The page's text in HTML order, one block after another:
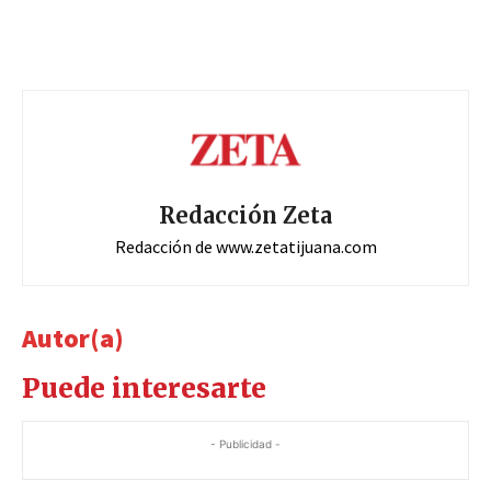
Redacción Zeta
Redacción de www.zetatijuana.com
Autor(a)
Puede interesarte
- Publicidad -